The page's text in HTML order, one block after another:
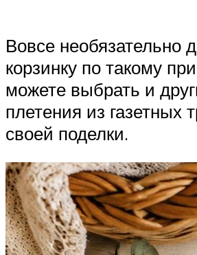
Вовсе необязательно
корзинку по такому
можете выбрать и
плетения из газетных
своей поделки.